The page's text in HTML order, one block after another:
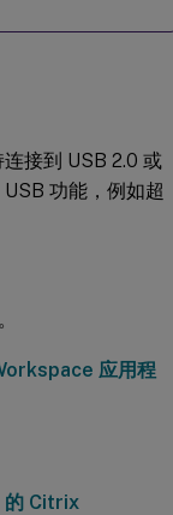
接到 USB 2.0 或
功能，例如超
。
应用程
的 Citrix